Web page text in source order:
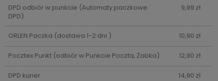
DPD odbiór w punkcie (Automaty paczkowe
DPD)
9,99 zł
ORLEN Paczka (dostawa 1-2 dni ) 10,90 zł
Pocztex Punkt (odbiór w Punkcie Poczta, Żabka) 12,90 zł
DPD kurier 14,90 zł